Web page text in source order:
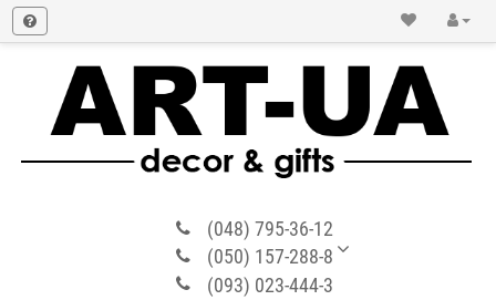
(048) 795-36-12
(050) 157-288-8
(093) 023-444-3